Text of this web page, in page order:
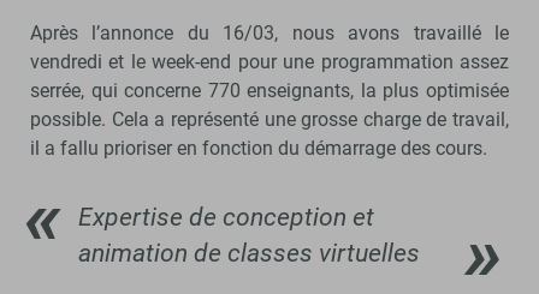
Après l’annonce du 16/03, nous avons travaillé le
vendredi et le week-end pour une programmation assez
serrée, qui concerne 770 enseignants, la plus optimisée
possible. Cela a représenté une grosse charge de travail,
il a fallu prioriser en fonction du démarrage des cours.
Expertise de conception et
animation de classes virtuelles